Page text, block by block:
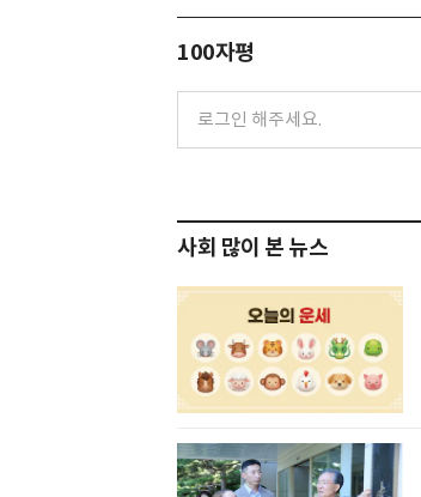
100자평
사회 많이 본 뉴스